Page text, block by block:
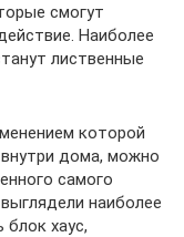
смогут
Наиболее
лиственные
которой
дома, можно
самого
наиболее
хаус,